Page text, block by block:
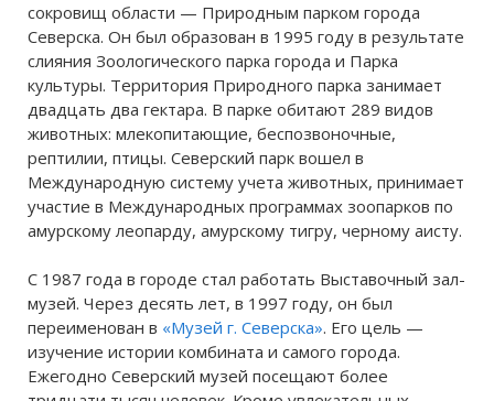
сокровищ области — Природным парком города
Северска. Он был образован в 1995 году в результате
слияния Зоологического парка города и Парка
культуры. Территория Природного парка занимает
двадцать два гектара. В парке обитают 289 видов
животных: млекопитающие, беспозвоночные,
рептилии, птицы. Северский парк вошел в
Международную систему учета животных, принимает
участие в Международных программах зоопарков по
амурскому леопарду, амурскому тигру, черному аисту.
С 1987 года в городе стал работать Выставочный зал-
музей. Через десять лет, в 1997 году, он был
переименован в «Музей г. Северска». Его цель —
изучение истории комбината и самого города.
Ежегодно Северский музей посещают более